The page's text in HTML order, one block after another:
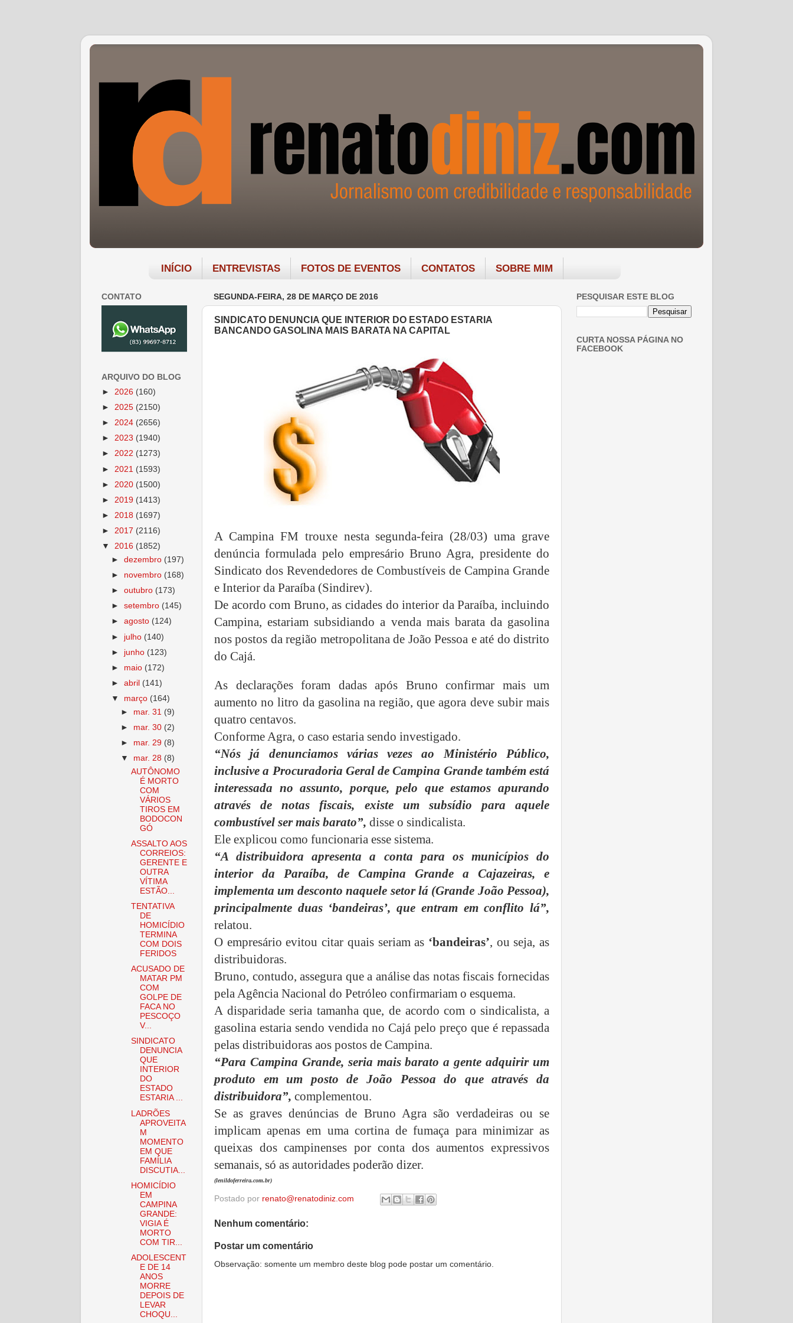
INÍCIO ENTREVISTAS FOTOS DE EVENTOS CONTATOS SOBRE MIM
SEGUNDA-FEIRA, 28 DE MARÇO DE 2016
SINDICATO DENUNCIA QUE INTERIOR DO ESTADO ESTARIA
BANCANDO GASOLINA MAIS BARATA NA CAPITAL
A Campina FM trouxe nesta segunda-feira (28/03) uma grave
denúncia formulada pelo empresário Bruno Agra, presidente do
Sindicato dos Revendedores de Combustíveis de Campina Grande
e Interior da Paraíba (Sindirev).
De acordo com Bruno, as cidades do interior da Paraíba, incluindo
Campina, estariam subsidiando a venda mais barata da gasolina
nos postos da região metropolitana de João Pessoa e até do distrito
do Cajá.
As declarações foram dadas após Bruno confirmar mais um
aumento no litro da gasolina na região, que agora deve subir mais
quatro centavos.
Conforme Agra, o caso estaria sendo investigado.
“Nós já denunciamos várias vezes ao Ministério Público,
inclusive a Procuradoria Geral de Campina Grande também está
interessada no assunto, porque, pelo que estamos apurando
através de notas fiscais, existe um subsídio para aquele
combustível ser mais barato”, disse o sindicalista.
Ele explicou como funcionaria esse sistema.
“A distribuidora apresenta a conta para os municípios do
interior da Paraíba, de Campina Grande a Cajazeiras, e
implementa um desconto naquele setor lá (Grande João Pessoa),
principalmente duas ‘bandeiras’, que entram em conflito lá”,
relatou.
O empresário evitou citar quais seriam as ‘bandeiras’, ou seja, as
distribuidoras.
Bruno, contudo, assegura que a análise das notas fiscais fornecidas
pela Agência Nacional do Petróleo confirmariam o esquema.
A disparidade seria tamanha que, de acordo com o sindicalista, a
gasolina estaria sendo vendida no Cajá pelo preço que é repassada
pelas distribuidoras aos postos de Campina.
“Para Campina Grande, seria mais barato a gente adquirir um
produto em um posto de João Pessoa do que através da
distribuidora”, complementou.
Se as graves denúncias de Bruno Agra são verdadeiras ou se
implicam apenas em uma cortina de fumaça para minimizar as
queixas dos campinenses por conta dos aumentos expressivos
semanais, só as autoridades poderão dizer.
(lenildoferreira.com.br)
Postado por renato@renatodiniz.com
Nenhum comentário:
Postar um comentário
Observação: somente um membro deste blog pode postar um comentário.
CONTATO
ARQUIVO DO BLOG
► 2026 (160)
► 2025 (2150)
► 2024 (2656)
► 2023 (1940)
► 2022 (1273)
► 2021 (1593)
► 2020 (1500)
► 2019 (1413)
► 2018 (1697)
► 2017 (2116)
▼ 2016 (1852)
►dezembro (197)
► novembro (168)
►outubro (173)
►setembro (145)
►agosto (124)
► julho (140)
► junho (123)
► maio (172)
►abril (141)
▼ março (164)
► mar. 31 (9)
► mar. 30 (2)
► mar. 29 (8)
▼ mar. 28 (8)
AUTÔNOMO
É MORTO
COM
VÁRIOS
TIROS EM
BODOCON
GÓ
ASSALTO AOS
CORREIOS:
GERENTE E
OUTRA
VÍTIMA
ESTÃO...
TENTATIVA
DE
HOMICÍDIO
TERMINA
COM DOIS
FERIDOS
ACUSADO DE
MATAR PM
COM
GOLPE DE
FACA NO
PESCOÇO
V...
SINDICATO
DENUNCIA
QUE
INTERIOR
DO
ESTADO
ESTARIA ...
LADRÕES
APROVEITA
M
MOMENTO
EM QUE
FAMÍLIA
DISCUTIA...
HOMICÍDIO
EM
CAMPINA
GRANDE:
VIGIA É
MORTO
COM TIR...
ADOLESCENT
E DE 14
ANOS
MORRE
DEPOIS DE
LEVAR
CHOQU...
PESQUISAR ESTE BLOG
CURTA NOSSA PÁGINA NO
FACEBOOK